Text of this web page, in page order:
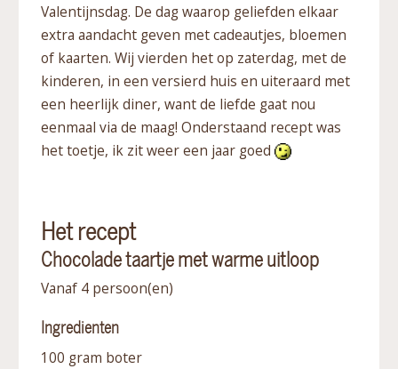
Valentijnsdag. De dag waarop geliefden elkaar
extra aandacht geven met cadeautjes, bloemen
of kaarten. Wij vierden het op zaterdag, met de
kinderen, in een versierd huis en uiteraard met
een heerlijk diner, want de liefde gaat nou
eenmaal via de maag! Onderstaand recept was
het toetje, ik zit weer een jaar goed
Het recept
Chocolade taartje met warme uitloop
Vanaf 4 persoon(en)
Ingredienten
100 gram boter